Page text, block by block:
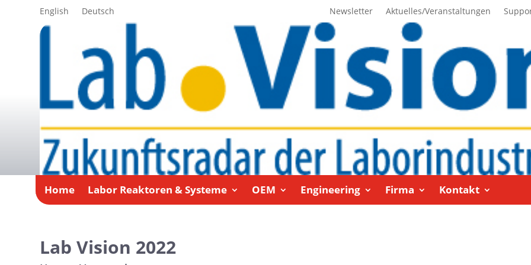
English Deutsch Newsletter Aktuelles/Veranstaltungen
Home Labor Reaktoren & Systeme OEM Engineering Firma Kontakt
Lab Vision 2022